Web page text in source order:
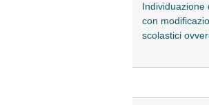
Individuazione
con
scolastici